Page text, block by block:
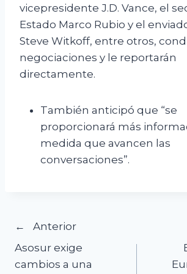
vicepresidente J.D. Vance, el
Estado Marco Rubio y el
Steve Witkoff, entre otros,
negociaciones y le reportarán
directamente.
También anticipó que “se
proporcionará más
medida que avancen las
conversaciones”.
Navegación
de
Anterior
Asosur exige
cambios a una